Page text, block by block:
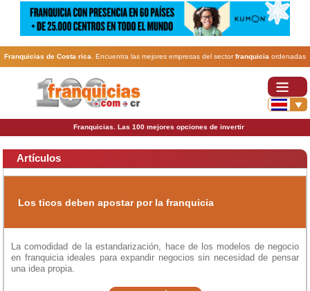
Franquicias de Costa rica . Encuentra las mejores empresas del sectorfranquicia ordenadas
por actividad. En www.100franquicias.cr encontrarás las más rentables, baratas y
Franquicias. Las 100 mejores opciones de invertir
Artículos
Los ticos deben apostar por la franquicia
La comodidad de la estandarización, hace de los modelos de negocio
en franquicia ideales para expandir negocios sin necesidad de pensar
una idea propia.